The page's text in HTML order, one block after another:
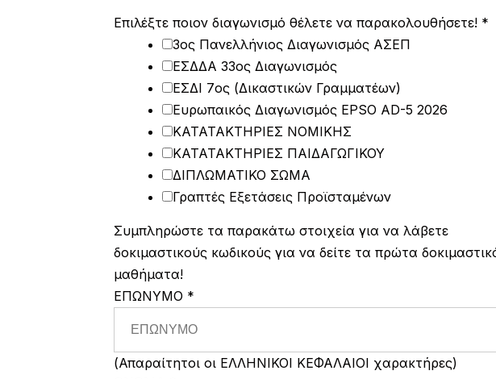
Επιλέξτε ποιον διαγωνισμό θέλετε να παρακολουθήσετε! *
3ος Πανελλήνιος Διαγωνισμός ΑΣΕΠ
ΕΣΔΔΑ 33ος Διαγωνισμός
ΕΣΔΙ 7ος (Δικαστικών Γραμματέων)
Ευρωπαικός Διαγωνισμός EPSO AD-5 2026
ΚΑΤΑΤΑΚΤΗΡΙΕΣ ΝΟΜΙΚΗΣ
ΚΑΤΑΤΑΚΤΗΡΙΕΣ ΠΑΙΔΑΓΩΓΙΚΟΥ
ΔΙΠΛΩΜΑΤΙΚΟ ΣΩΜΑ
Γραπτές Εξετάσεις Προϊσταμένων
Συμπληρώστε τα παρακάτω στοιχεία για να λάβετε
δοκιμαστικούς κωδικούς για να δείτε τα πρώτα
μαθήματα!
ΕΠΩΝΥΜΟ *
(Απαραίτητοι οι ΕΛΛΗΝΙΚΟΙ ΚΕΦΑΛΑΙΟΙ χαρακτήρες)